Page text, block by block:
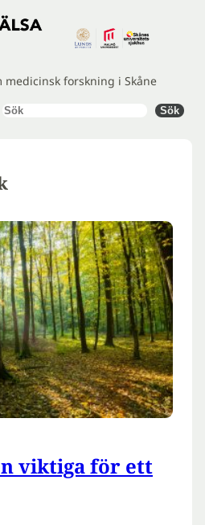
medicinsk forskning i Skåne
Sök Sök
viktiga för ett